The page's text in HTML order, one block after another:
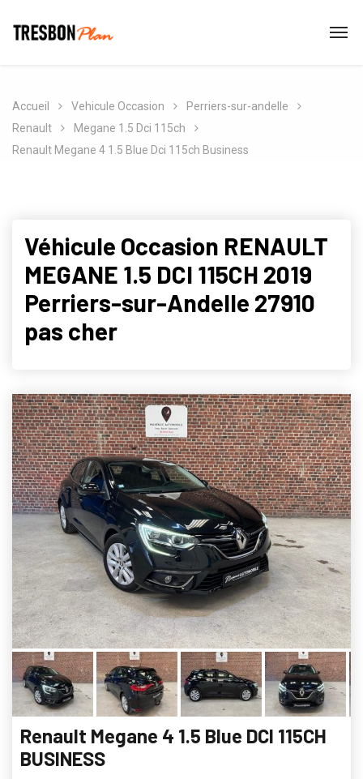
Accueil Vehicule Occasion
Perriers-sur-andelle
Renault
Megane 1.5 Dci 115ch
Renault Megane 4 1.5 Blue Dci 115ch Business
Véhicule Occasion RENAULT
MEGANE 1.5 DCI 115CH 2019
Perriers-sur-Andelle 27910
pas cher
Renault Megane 4 1.5 Blue DCI 115CH
BUSINESS